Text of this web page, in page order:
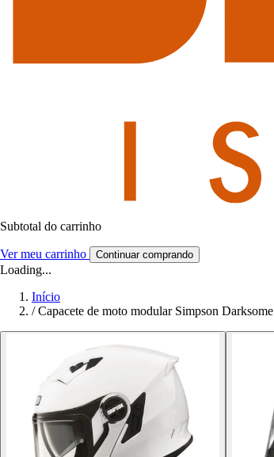
Subtotal do carrinho
Ver meu carrinho Continuar comprando
Loading...
Início
/ Capacete de moto modular Simpson Darksome